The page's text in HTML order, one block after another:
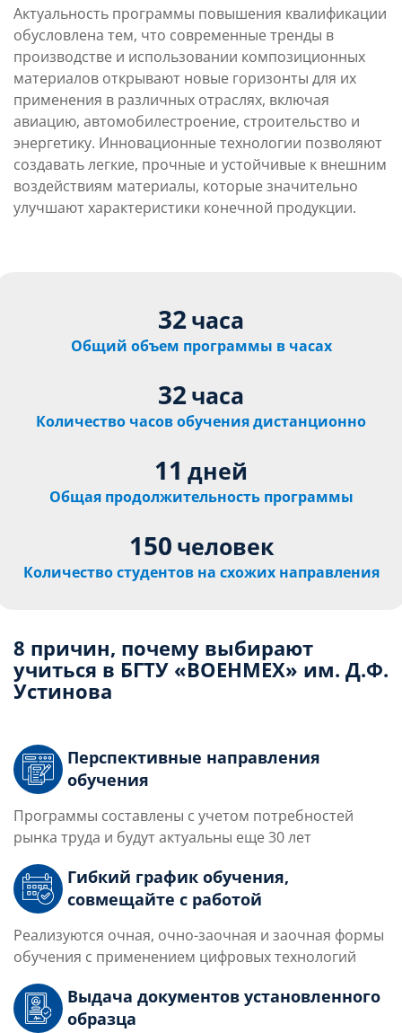
Актуальность программы повышения квалификации
обусловлена тем, что современные тренды в
производстве и использовании композиционных
материалов открывают новые горизонты для их
применения в различных отраслях, включая
авиацию, автомобилестроение, строительство и
энергетику. Инновационные технологии позволяют
создавать легкие, прочные и устойчивые к внешним
воздействиям материалы, которые значительно
улучшают характеристики конечной продукции.
32 часа
Общий объем программы в часах
32 часа
Количество часов обучения дистанционно
11 дней
Общая продолжительность программы
150 человек
Количество студентов на схожих направления
8 причин, почему выбирают
учиться в БГТУ «ВОЕНМЕХ» им. Д.Ф.
Устинова
Перспективные направления
обучения
Программы составлены с учетом потребностей
рынка труда и будут актуальны еще 30 лет
Гибкий график обучения,
совмещайте с работой
Реализуются очная, очно-заочная и заочная формы
обучения с применением цифровых технологий
Выдача документов установленного
образца